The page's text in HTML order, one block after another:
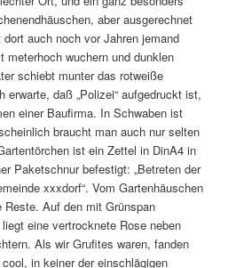
aber ausgerechnet
auch noch vor Jahren jemand
meterhoch wuchern und dunklen
schiebt munter das rotweiße
erwarte, daß „Polizei“ aufgedruckt ist,
einer Baufirma. In Schwaben ist
braucht man auch nur selten
ist ein Zettel in DinA4 in
Paketschnur befestigt: „Betreten der
xxxdorf“. Vom Gartenhäuschen
Auf den mit Grünspan
eine vertrocknete Rose neben
Als wir Grufites waren, fanden
in keiner der einschlägigen